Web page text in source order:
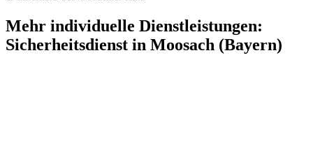
Mehr individuelle Dienstleistungen:
Sicherheitsdienst in Moosach (Bayern)